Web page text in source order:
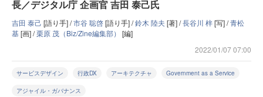
長／デジタル庁 企画官 吉田 泰己氏
吉田 泰己 [語り手] /市谷 聡啓[語り手] /鈴木 陸夫 [著] /長谷川 梓[写] /青松
基[画] /栗原 茂（Biz/Zine編集部） [編]
2022/01/07 07:00
サービスデザイン 行政DX アーキテクチャ Government as a Service
アジャイル・ガバナンス